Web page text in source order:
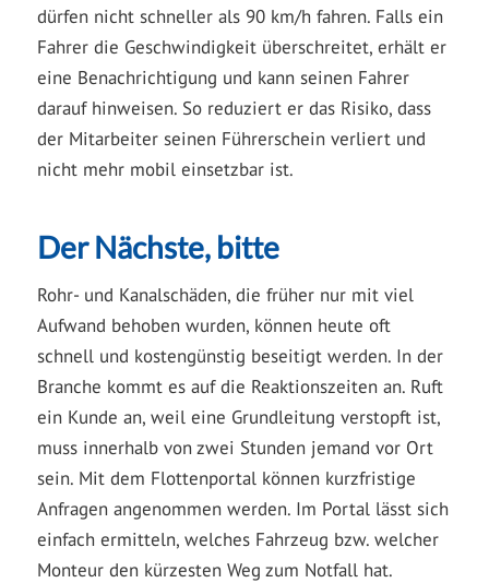
dürfen nicht schneller als 90 km/h fahren. Falls ein
Fahrer die Geschwindigkeit überschreitet, erhält er
eine Benachrichtigung und kann seinen Fahrer
darauf hinweisen. So reduziert er das Risiko, dass
der Mitarbeiter seinen Führerschein verliert und
nicht mehr mobil einsetzbar ist.
Der Nächste, bitte
Rohr- und Kanalschäden, die früher nur mit viel
Aufwand behoben wurden, können heute oft
schnell und kostengünstig beseitigt werden. In der
Branche kommt es auf die Reaktionszeiten an. Ruft
ein Kunde an, weil eine Grundleitung verstopft ist,
muss innerhalb von zwei Stunden jemand vor Ort
sein. Mit dem Flottenportal können kurzfristige
Anfragen angenommen werden. Im Portal lässt sich
einfach ermitteln, welches Fahrzeug bzw. welcher
Monteur den kürzesten Weg zum Notfall hat.